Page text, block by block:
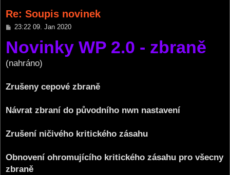
Re: Soupis novinek
P
s
t
23:22 09. Jan 2020
Novinky WP 2.0 - zbraně
(nahráno)
Zrušeny cepové zbraně
Návrat zbraní do původního nwn nastavení
Zrušení ničivého kritického zásahu
Obnovení ohromujícího kritického zásahu pro všecny
zbraně